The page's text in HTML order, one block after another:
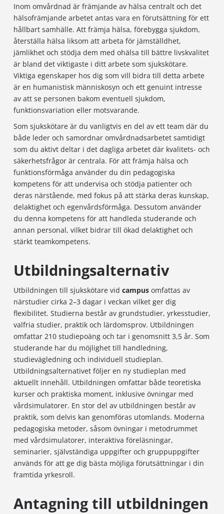
Inom omvårdnad är främjande av hälsa centralt och det
hälsofrämjande arbetet antas vara en förutsättning för ett
hållbart samhälle. Att främja hälsa, förebygga sjukdom,
återställa hälsa liksom att arbeta för jämställdhet,
jämlikhet och stödja dem med ohälsa till bättre livskvalitet
är bland det viktigaste i ditt arbete som sjukskötare.
Viktiga egenskaper hos dig som vill bidra till detta arbete
är en humanistisk människosyn och ett genuint intresse
av att se personen bakom eventuell sjukdom,
funktionsvariation eller motsvarande.
Som sjukskötare är du vanligtvis en del av ett team där du
både leder och samordnar omvårdnadsarbetet samtidigt
som du aktivt deltar i det dagliga arbetet där kvalitets- och
säkerhetsfrågor är centrala. För att främja hälsa och
funktionsförmåga använder du din pedagogiska
kompetens för att undervisa och stödja patienter och
deras närstående, med fokus på att stärka deras kunskap,
delaktighet och egenvårdsförmåga. Dessutom använder
du denna kompetens för att handleda studerande och
annan personal, vilket bidrar till ökad delaktighet och
stärkt teamkompetens.
Utbildningsalternativ
Utbildningen till sjukskötare vid campus omfattas av
närstudier cirka 2–3 dagar i veckan vilket ger dig
flexibilitet. Studierna består av grundstudier, yrkesstudier,
valfria studier, praktik och lärdomsprov. Utbildningen
omfattar 210 studiepoäng och tar i genomsnitt 3,5 år. Som
studerande har du möjlighet till handledning,
studievägledning och individuell studieplan.
Utbildningsalternativet följer en ny studieplan med
aktuellt innehåll. Utbildningen omfattar både teoretiska
kurser och praktiska moment, inklusive övningar med
vårdsimulatorer. En stor del av utbildningen består av
praktik, som delvis kan genomföras utomlands. Moderna
pedagogiska metoder, såsom övningar i metodrummet
med vårdsimulatorer, interaktiva föreläsningar,
seminarier, självständiga uppgifter och gruppuppgifter
används för att ge dig bästa möjliga förutsättningar i din
framtida yrkesroll.
Antagning till utbildningen